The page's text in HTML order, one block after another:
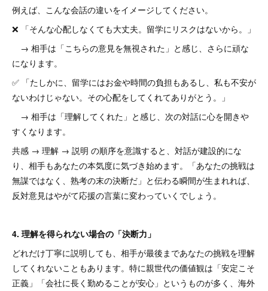
例えば、こんな会話の違いをイメージしてください。
❌ 「そんな心配しなくても大丈夫。留学にリスクはないから。」
→ 相手は「こちらの意見を無視された」と感じ、さらに頑な
になります。
✅ 「たしかに、留学にはお金や時間の負担もあるし、私も不安が
ないわけじゃない。その心配をしてくれてありがとう。」
→ 相手は「理解してくれた」と感じ、次の対話に心を開きや
すくなります。
共感 → 理解 → 説明 の順序を意識すると、対話が建設的にな
り、相手もあなたの本気度に気づき始めます。「あなたの挑戦は
無謀ではなく、熟考の末の決断だ」と伝わる瞬間が生まれれば、
反対意見はやがて応援の言葉に変わっていくでしょう。
4. 理解を得られない場合の「決断力」
どれだけ丁寧に説明しても、相手が最後まであなたの挑戦を理解
してくれないこともあります。特に親世代の価値観は「安定こそ
正義」「会社に長く勤めることが安心」というものが多く、海外